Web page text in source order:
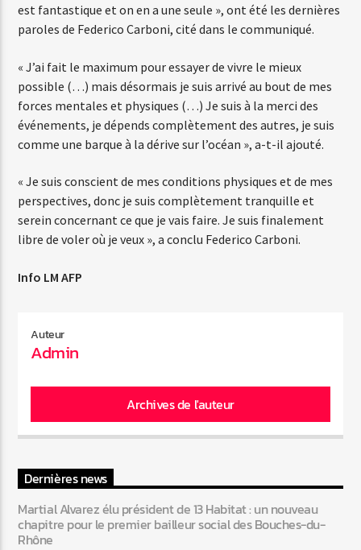
est fantastique et on en a une seule », ont été les dernières
paroles de Federico Carboni, cité dans le communiqué.
« J’ai fait le maximum pour essayer de vivre le mieux
possible (…) mais désormais je suis arrivé au bout de mes
forces mentales et physiques (…) Je suis à la merci des
événements, je dépends complètement des autres, je suis
comme une barque à la dérive sur l’océan », a-t-il ajouté.
« Je suis conscient de mes conditions physiques et de mes
perspectives, donc je suis complètement tranquille et
serein concernant ce que je vais faire. Je suis finalement
libre de voler où je veux », a conclu Federico Carboni.
Info LM AFP
Auteur
Admin
Archives de l'auteur
Dernières news
Martial Alvarez élu président de 13 Habitat : un nouveau
chapitre pour le premier bailleur social des Bouches-du-
Rhône